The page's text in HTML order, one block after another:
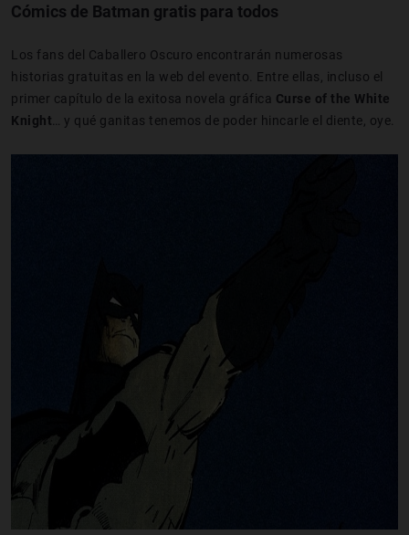
Cómics de Batman gratis para todos
Los fans del Caballero Oscuro encontrarán numerosas
historias gratuitas en la web del evento. Entre ellas, incluso el
primer capítulo de la exitosa novela gráfica Curse of the White
Knight … y qué ganitas tenemos de poder hincarle el diente, oye.